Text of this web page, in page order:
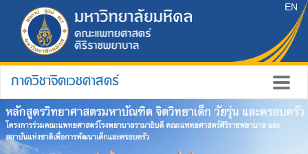
EN
ภาควิชาจิตเวชศาสตร์